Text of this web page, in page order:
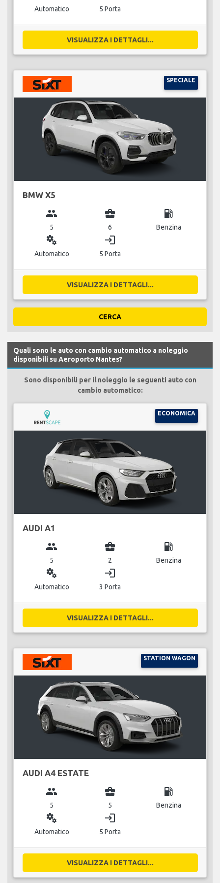
Automatico 5 Porta
VISUALIZZA I DETTAGLI...
SPECIALE
BMW X5
group
5
business_center
6
local_gas_station
Benzina
miscellaneous_services
Automatico
login
5 Porta
VISUALIZZA I DETTAGLI...
CERCA
Quali sono le auto con cambio automatico a noleggio
disponibili su Aeroporto Nantes?
Sono disponibili per il noleggio le seguenti auto con
cambio automatico:
ECONOMICA
AUDI A1
group
5
business_center
2
local_gas_station
Benzina
miscellaneous_services
Automatico
login
3 Porta
VISUALIZZA I DETTAGLI...
STATION WAGON
AUDI A4 ESTATE
group
5
business_center
5
local_gas_station
Benzina
miscellaneous_services
Automatico
login
5 Porta
VISUALIZZA I DETTAGLI...